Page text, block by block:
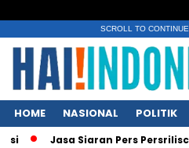
SCROLL TO
HOME NASIONAL POLITIK
Siaran Pers Persriliscom